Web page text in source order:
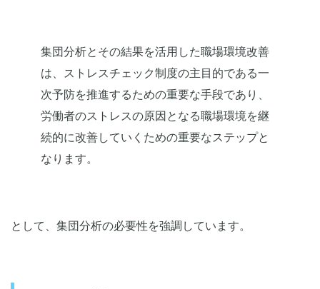
集団分析とその結果を活用した職場環境改善
は、ストレスチェック制度の主目的である一
次予防を推進するための重要な手段であり、
労働者のストレスの原因となる職場環境を継
続的に改善していくための重要なステップと
なります。
として、集団分析の必要性を強調しています。